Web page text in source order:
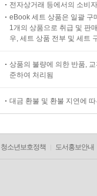
전자상거래 등에서의 소비
eBook 세트 상품은 일괄 구
1개의 상품으로 취급 및 판
우, 세트 상품 전부 및 세트
상품의 불량에 의한 반품,
준하여 처리됨
대금 환불 및 환불 지연에
청소년보호정책 도서홍보안내